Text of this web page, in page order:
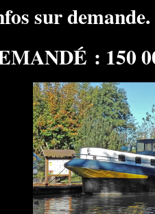
sur demande.
: 150